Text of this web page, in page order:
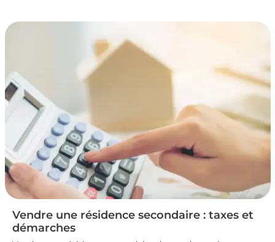
exonérations et démarches à connaître avant de signer
Vendre une résidence secondaire : taxes et
démarches